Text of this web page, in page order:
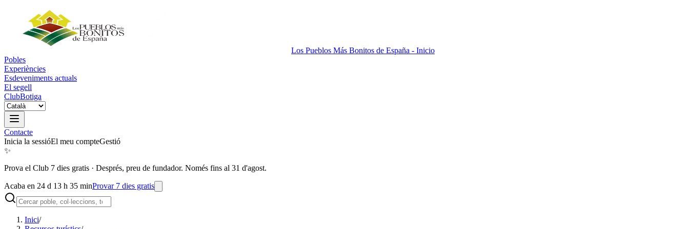
Los Pueblos Más Bonitos de España - Inicio
Pobles
Experiències
Esdeveniments actuals
El segell
ClubBotiga
Contacte
Inicia la sessióEl meu compteGestió
✨
Prova el Club 7 dies gratis · Després, preu de fundador. Només fins al 31 d'agost.
Acaba en 24 d 13 h 35 minProvar 7 dies gratis
Inici/